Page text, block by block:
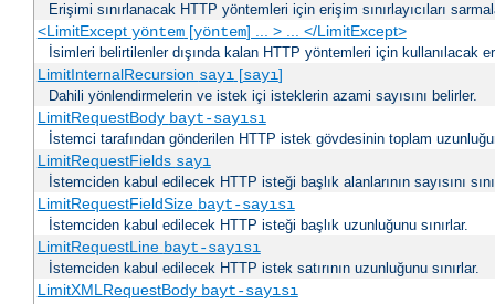
Erişimi sınırlanacak HTTP yöntemleri için erişim sınırlayıcıları
<LimitExcept yöntem[yöntem] ... > ... </LimitExcept>
İsimleri belirtilenler dışında kalan HTTP yöntemleri için kullanılacak
LimitInternalRecursion sayı[sayı]
Dahili yönlendirmelerin ve istek içi isteklerin azami sayısını belirler.
LimitRequestBody bayt-sayısı
İstemci tarafından gönderilen HTTP istek gövdesinin toplam
LimitRequestFields sayı
İstemciden kabul edilecek HTTP isteği başlık alanlarının sayısını
LimitRequestFieldSize bayt-sayısı
İstemciden kabul edilecek HTTP isteği başlık uzunluğunu sınırlar.
LimitRequestLine bayt-sayısı
İstemciden kabul edilecek HTTP istek satırının uzunluğunu sınırlar.
LimitXMLRequestBody bayt-sayısı